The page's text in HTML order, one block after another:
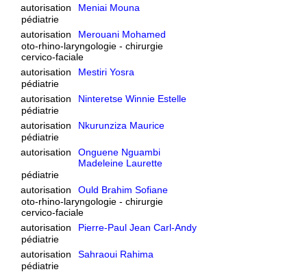
autorisation
Meniai Mouna
pédiatrie
autorisation
Merouani Mohamed
oto-rhino-laryngologie - chirurgie
cervico-faciale
autorisation
Mestiri Yosra
pédiatrie
autorisation
Ninteretse Winnie Estelle
pédiatrie
autorisation
Nkurunziza Maurice
pédiatrie
autorisation
Onguene Nguambi
Madeleine Laurette
pédiatrie
autorisation
Ould Brahim Sofiane
oto-rhino-laryngologie - chirurgie
cervico-faciale
autorisation
Pierre-Paul Jean Carl-Andy
pédiatrie
autorisation
Sahraoui Rahima
pédiatrie